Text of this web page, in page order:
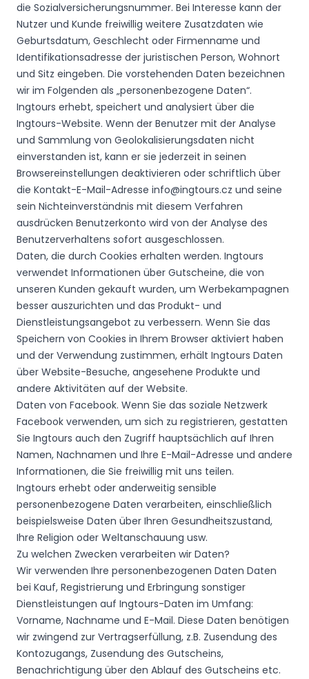
die Sozialversicherungsnummer. Bei Interesse kann der
Nutzer und Kunde freiwillig weitere Zusatzdaten wie
Geburtsdatum, Geschlecht oder Firmenname und
Identifikationsadresse der juristischen Person, Wohnort
und Sitz eingeben. Die vorstehenden Daten bezeichnen
wir im Folgenden als „personenbezogene Daten“.
Ingtours erhebt, speichert und analysiert über die
Ingtours-Website. Wenn der Benutzer mit der Analyse
und Sammlung von Geolokalisierungsdaten nicht
einverstanden ist, kann er sie jederzeit in seinen
Browsereinstellungen deaktivieren oder schriftlich über
die Kontakt-E-Mail-Adresse info@ingtours.cz und seine
sein Nichteinverständnis mit diesem Verfahren
ausdrücken Benutzerkonto wird von der Analyse des
Benutzerverhaltens sofort ausgeschlossen.
Daten, die durch Cookies erhalten werden. Ingtours
verwendet Informationen über Gutscheine, die von
unseren Kunden gekauft wurden, um Werbekampagnen
besser auszurichten und das Produkt- und
Dienstleistungsangebot zu verbessern. Wenn Sie das
Speichern von Cookies in Ihrem Browser aktiviert haben
und der Verwendung zustimmen, erhält Ingtours Daten
über Website-Besuche, angesehene Produkte und
andere Aktivitäten auf der Website.
Daten von Facebook. Wenn Sie das soziale Netzwerk
Facebook verwenden, um sich zu registrieren, gestatten
Sie Ingtours auch den Zugriff hauptsächlich auf Ihren
Namen, Nachnamen und Ihre E-Mail-Adresse und andere
Informationen, die Sie freiwillig mit uns teilen.
Ingtours erhebt oder anderweitig sensible
personenbezogene Daten verarbeiten, einschließlich
beispielsweise Daten über Ihren Gesundheitszustand,
Ihre Religion oder Weltanschauung usw.
Zu welchen Zwecken verarbeiten wir Daten?
Wir verwenden Ihre personenbezogenen Daten Daten
bei Kauf, Registrierung und Erbringung sonstiger
Dienstleistungen auf Ingtours-Daten im Umfang:
Vorname, Nachname und E-Mail. Diese Daten benötigen
wir zwingend zur Vertragserfüllung, z.B. Zusendung des
Kontozugangs, Zusendung des Gutscheins,
Benachrichtigung über den Ablauf des Gutscheins etc.